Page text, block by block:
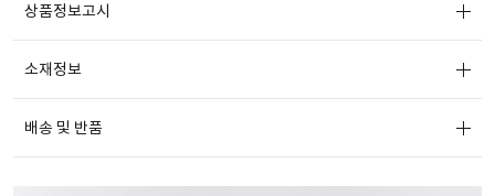
상품정보고시
소재정보
배송 및 반품